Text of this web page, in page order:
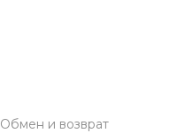
Обмен и возврат